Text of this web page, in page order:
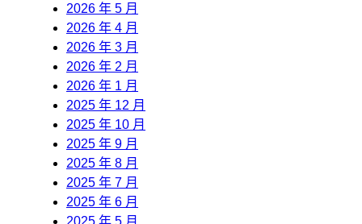
2026 年 5 月
2026 年 4 月
2026 年 3 月
2026 年 2 月
2026 年 1 月
2025 年 12 月
2025 年 10 月
2025 年 9 月
2025 年 8 月
2025 年 7 月
2025 年 6 月
2025 年 5 月